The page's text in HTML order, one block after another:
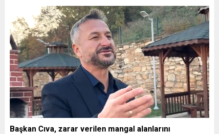
Başkan Cıva, zarar verilen mangal alanlarını